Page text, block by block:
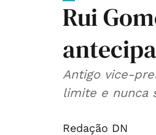
Rui
Antigo vice-
limite e nunca
Redação DN